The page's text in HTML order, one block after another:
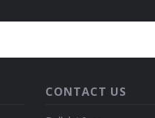
CONTACT US